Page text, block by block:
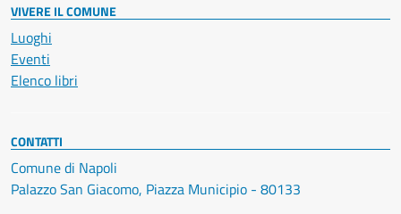
VIVERE IL COMUNE
Luoghi
Eventi
Elenco libri
CONTATTI
Comune di Napoli
Palazzo San Giacomo, Piazza Municipio - 80133